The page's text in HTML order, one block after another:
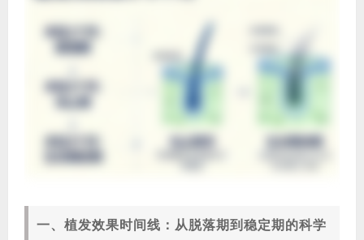
一、植发效果时间线：从脱落期到稳定期的科学